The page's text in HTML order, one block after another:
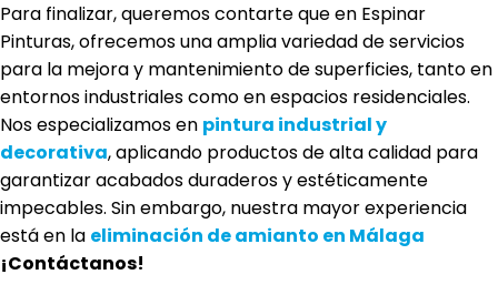
Para finalizar, queremos contarte que en Espinar
Pinturas, ofrecemos una amplia variedad de servicios
para la mejora y mantenimiento de superficies, tanto en
entornos industriales como en espacios residenciales.
Nos especializamos en pintura industrial y
decorativa, aplicando productos de alta calidad para
garantizar acabados duraderos y estéticamente
impecables. Sin embargo, nuestra mayor experiencia
está en la eliminación de amianto en Málaga
¡Contáctanos!